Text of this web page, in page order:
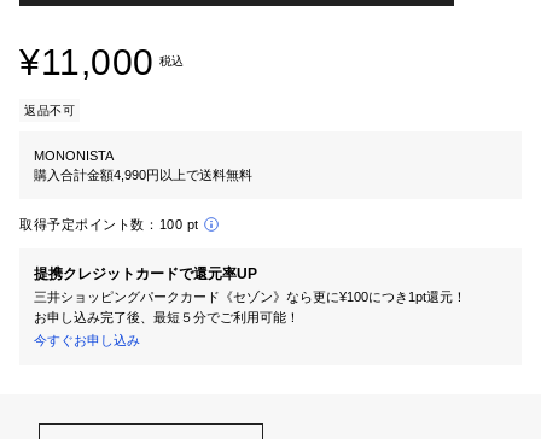
¥11,000 税込
返品不可
MONONISTA
購入合計金額4,990円以上で送料無料
取得予定ポイント数： 100 pt
提携クレジットカードで還元率UP
三井ショッピングパークカード《セゾン》なら更に¥100につき1pt還元！
お申し込み完了後、最短５分でご利用可能！
今すぐお申し込み